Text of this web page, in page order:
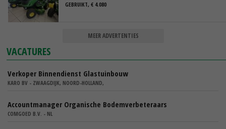
GEBRUIKT, € 4.080
MEER ADVERTENTIES
VACATURES
Verkoper Binnendienst Glastuinbouw
KARO BV - ZWAAGDIJK, NOORD-HOLLAND,
Accountmanager Organische Bodemverbeteraars
COMGOED B.V. - NL